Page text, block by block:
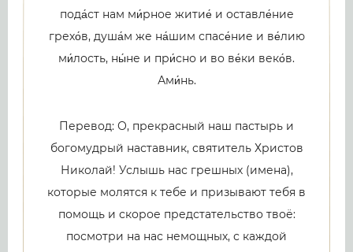
пода́ст нам ми́рное житие́ и оставле́ние
грехо́в, душа́м же на́шим спасе́ние и ве́лию
ми́лость, ны́не и при́сно и во ве́ки веко́в.
Ами́нь.
Перевод: О, прекрасный наш пастырь и
богомудрый наставник, святитель Христов
Николай! Услышь нас грешных (имена),
которые молятся к тебе и призывают тебя в
помощь и скорое предстательство твоё:
посмотри на нас немощных, с каждой